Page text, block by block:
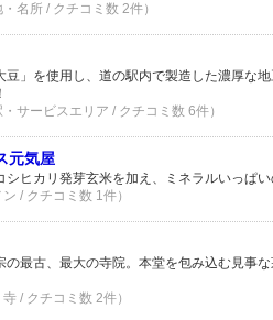
・名所 / クチコミ数 2件）
豆」を使用し、道の駅内で製造した濃厚な
・サービスエリア / クチコミ数 6件）
元気屋
シヒカリ発芽玄米を加え、ミネラルいっぱ
/ クチコミ数 1件）
の最古、最大の寺院。本堂を包み込む見事
/ クチコミ数 2件）